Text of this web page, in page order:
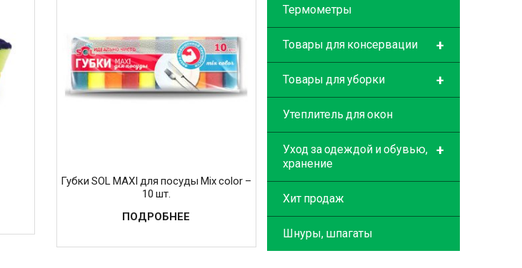
Губки SOL MAXI для посуды Mix color –
10 шт.
ПОДРОБНЕЕ
Термометры
+
Товары для консервации
+
Товары для уборки
Утеплитель для окон
+
Уход за одеждой и обувью,
хранение
Хит продаж
Шнуры, шпагаты